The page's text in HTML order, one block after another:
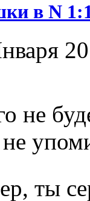
в N
не
ты